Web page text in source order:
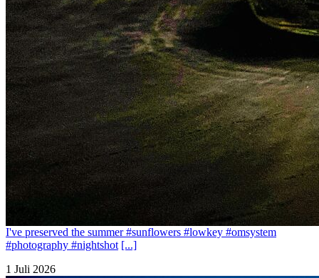
I've preserved the summer #sunflowers #lowkey #omsystem
#photography #nightshot [...]
1 Juli 2026